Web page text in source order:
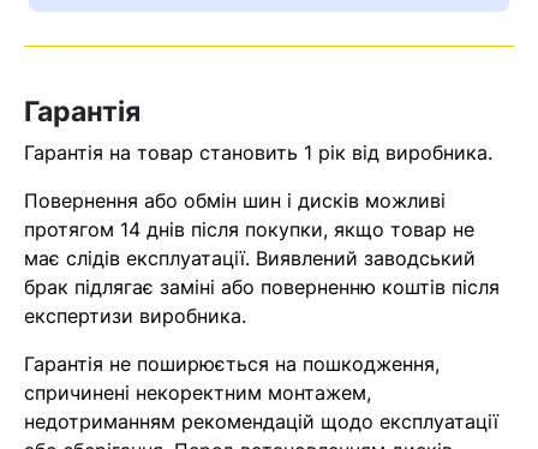
Кошик
У кошику немає товарів.
Ваш номер надіслано.
Оператор зв’яжеться з вами
Гарантія
Гарантія на товар становить 1 рік від виробника.
Повернення або обмін шин і дисків можливі
протягом 14 днів після покупки, якщо товар не
має слідів експлуатації. Виявлений заводський
брак підлягає заміні або поверненню коштів після
експертизи виробника.
Гарантія не поширюється на пошкодження,
спричинені некоректним монтажем,
недотриманням рекомендацій щодо експлуатації